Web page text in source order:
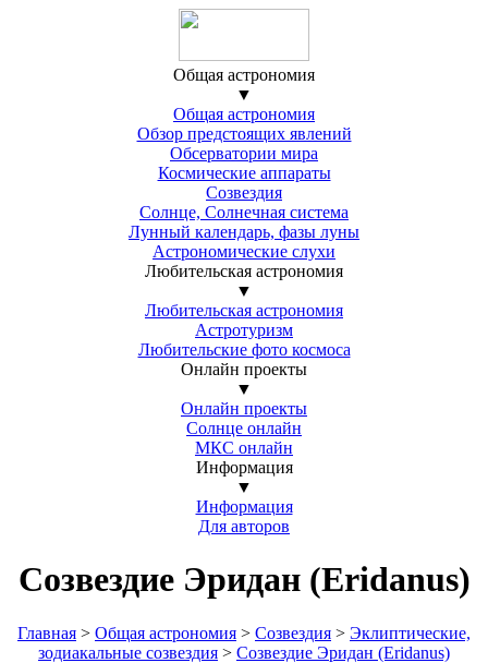
Общая астрономия
▼
Общая астрономия
Обзор предстоящих явлений
Обсерватории мира
Космические аппараты
Созвездия
Солнце, Солнечная система
Лунный календарь, фазы луны
Астрономические слухи
Любительская астрономия
▼
Любительская астрономия
Астротуризм
Любительские фото космоса
Онлайн проекты
▼
Онлайн проекты
Солнце онлайн
МКС онлайн
Информация
▼
Информация
Для авторов
Созвездие Эридан (Eridanus)
Главная > Общая астрономия > Созвездия > Эклиптические,
зодиакальные созвездия > Созвездие Эридан (Eridanus)